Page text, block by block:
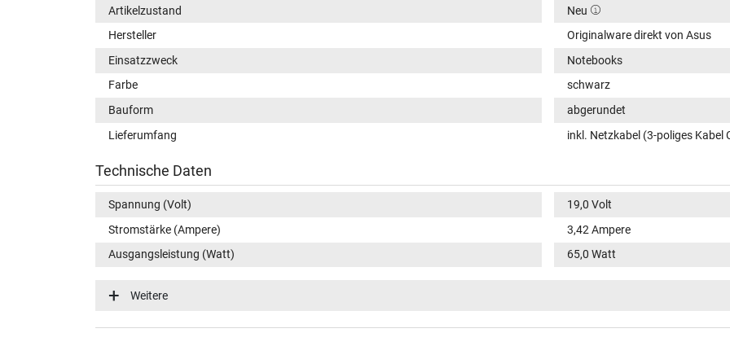
Artikelzustand
Neu
Hersteller
Originalware direkt von Asus
Einsatzzweck
Notebooks
Farbe
schwarz
Bauform
abgerundet
Lieferumfang
inkl. Netzkabel (3-poliges Kabel
Technische Daten
Spannung (Volt)
19,0 Volt
Stromstärke (Ampere)
3,42 Ampere
Ausgangsleistung (Watt)
65,0 Watt
Energieeffizienz
Weitere